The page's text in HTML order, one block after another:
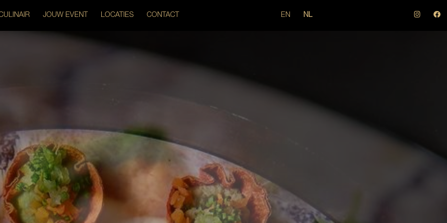
JOUW EVENT LOCATIES CONTACT EN NL